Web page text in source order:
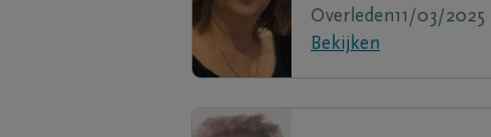
Overleden11/03/2025
Bekijken